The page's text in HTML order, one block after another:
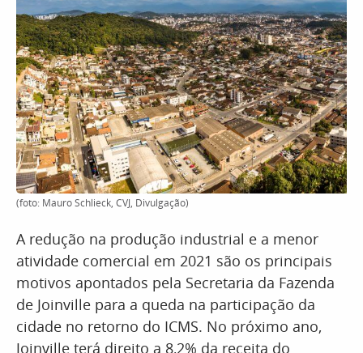
(foto: Mauro Schlieck, CVJ, Divulgação)
A redução na produção industrial e a menor
atividade comercial em 2021 são os principais
motivos apontados pela Secretaria da Fazenda
de Joinville para a queda na participação da
cidade no retorno do ICMS. No próximo ano,
Joinville terá direito a 8,2% da receita do